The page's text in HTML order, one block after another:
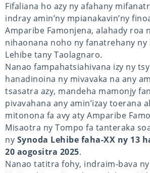
Fifaliana ho azy ny afahany
indray amin’ny mpianakavin’ny
Amparibe Famonjena, alahady roa
nihaonana noho ny fanatrehany ny
Lehibe tany Taolagnaro.
Nanao fampahatsiahivana izy ny tsy
hanadinoina ny mivavaka na any
tsasatra azy, mandeha mamonjy
pivavahana any amin’izay toerana
mitonona fa avy aty Amparibe
Misaotra ny Tompo fa tanteraka
ny Synoda Lehibe faha-XX ny 13
20 aogositra 2025.
Nanao tatitra fohy, indraim-bava ny